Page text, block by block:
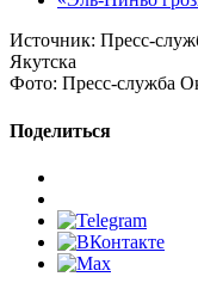
Источник: Пресс-
Якутска
Фото: Пресс-служба
Поделиться